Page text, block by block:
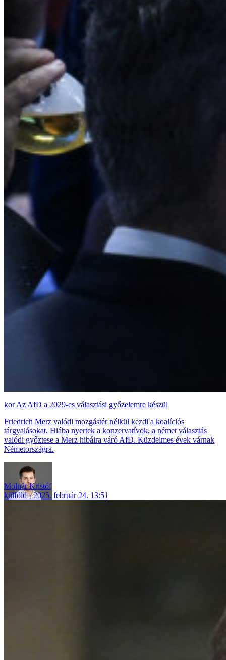
Az AfD a 2029-es választási győzelemre készül
Friedrich Merz valódi mozgástér nélkül kezdi a koalíciós
tárgyalásokat. Hiába nyertek a konzervatívok, a német választás
valódi győztese a Merz hibáira váró AfD. Küzdelmes évek várnak
Németországra.
Molnár Kristóf
külföld
2025. február 24. 13:51